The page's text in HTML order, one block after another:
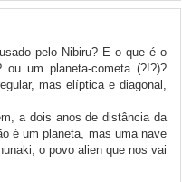
pelo Nibiru? E o que é o
ou um planeta-cometa (?!?)?
mas elíptica e diagonal,
a dois anos de distância da
é um planeta, mas uma nave
o povo alien que nos vai